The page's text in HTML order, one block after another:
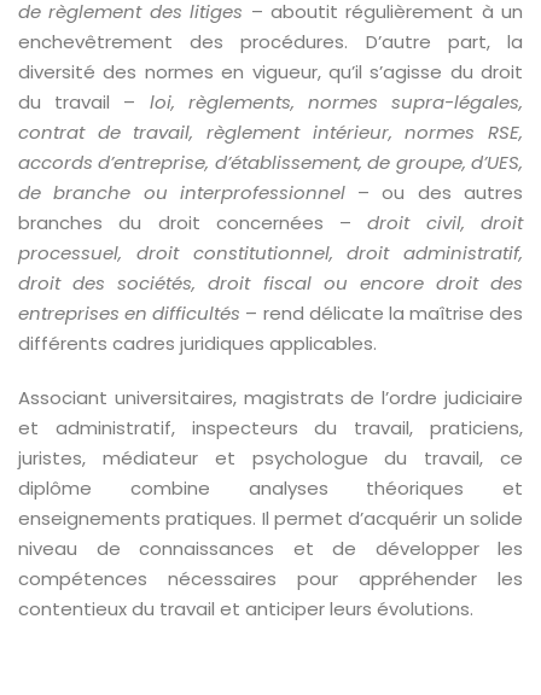
de règlement des litiges – aboutit régulièrement à un
enchevêtrement des procédures. D’autre part, la
diversité des normes en vigueur, qu’il s’agisse du droit
du travail – loi, règlements, normes supra-légales,
contrat de travail, règlement intérieur, normes RSE,
accords d’entreprise, d’établissement, de groupe, d’UES,
de branche ou interprofessionnel– ou des autres
branches du droit concernées –droit civil, droit
processuel, droit constitutionnel, droit administratif,
droit des sociétés, droit fiscal ou encore droit des
entreprises en difficultés – rend délicate la maîtrise des
différents cadres juridiques applicables.
Associant universitaires, magistrats de l’ordre judiciaire
et administratif, inspecteurs du travail, praticiens,
juristes, médiateur et psychologue du travail, ce
diplôme combine analyses théoriques et
enseignements pratiques. Il permet d’acquérir un solide
niveau de connaissances et de développer les
compétences nécessaires pour appréhender les
contentieux du travail et anticiper leurs évolutions.